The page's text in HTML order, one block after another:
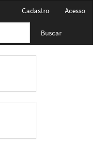
Cadastro Acesso
Buscar